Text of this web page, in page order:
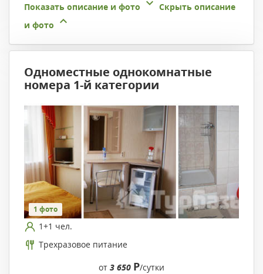
Показать описание и фото
Скрыть описание
и фото
Одноместные однокомнатные
номера 1-й категории
1 фото
1+1 чел.
Трехразовое питание
от 3 650 Р/сутки